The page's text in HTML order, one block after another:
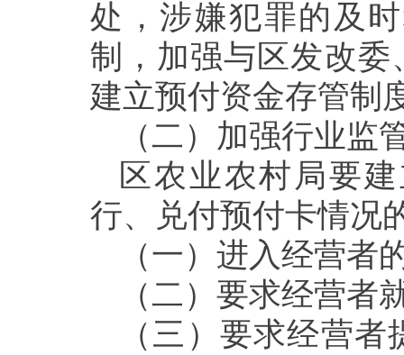
处，涉嫌犯罪的及
制，加强与区发改委
建立预付资金存管制
（二）加强行业监
区农业农村局要
行、兑付预付卡情况
（一）进入经营者
（二）要求经营者
（三）要求经营